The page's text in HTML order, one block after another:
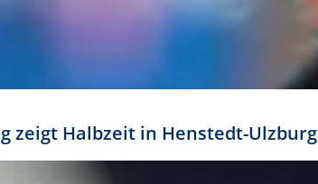
zeigt Halbzeit in Henstedt-Ulzburg